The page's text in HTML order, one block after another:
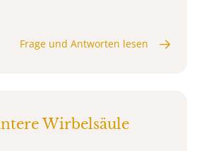
Frage und Antworten lesen
Wirbelsäule